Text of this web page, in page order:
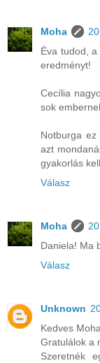
Moha
Éva tudod,
eredményt!
Cecília
sok
Notburga
azt
gyakorlás
Válasz
Moha
Daniela! Ma
Válasz
Unknown
Kedves
Gratulálok a
Szeretnék